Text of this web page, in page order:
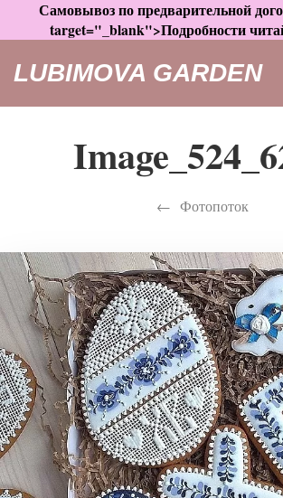
Самовывоз по предварительной
target="_blank">Подробности
LUBIMOVA GARDEN
Фотопоток